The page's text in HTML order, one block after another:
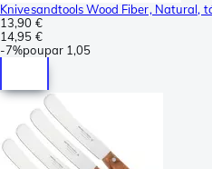
Knivesandtools Wood Fiber, Natural,
13,90 €
14,95 €
-7%poupar 1,05